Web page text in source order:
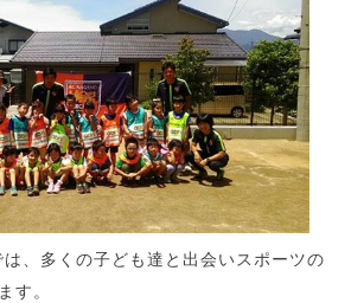
、多くの子ども達と出会いスポーツの
す。